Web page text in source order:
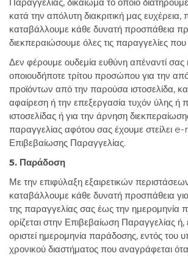
κατά την απόλυτη διακριτική μας
καταβάλλουμε κάθε δυνατή προσπάθεια
διεκπεραιώσουμε όλες τις παραγγελίες
Δεν φέρουμε ουδεμία ευθύνη απέναντί σας
οποιουδήποτε τρίτου προσώπου για την
προϊόντων από την παρούσα ιστοσελίδα,
αφαίρεση ή την επεξεργασία τυχόν ύλης ή
ιστοσελίδας ή για την άρνηση
παραγγελίας αφότου σας έχουμε στείλει
Επιβεβαίωσης Παραγγελίας.
5. Παράδοση
Με την επιφύλαξη εξαιρετικών
καταβάλλουμε κάθε δυνατή προσπάθεια
της παραγγελίας σας έως την ημερομηνία
ορίζεται στην Επιβεβαίωση Παραγγελίας ή,
οριστεί ημερομηνία παράδοσης, εντός του
χρονικού διαστήματος που αναγράφεται